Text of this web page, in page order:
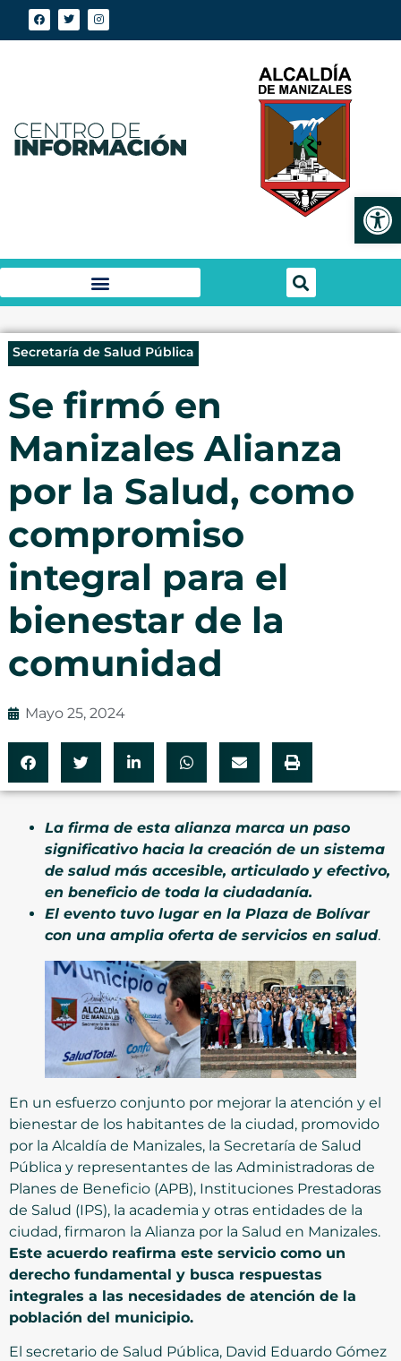
Secretaría de Salud Pública
Se firmó en
Manizales Alianza
por la Salud, como
compromiso
integral para el
bienestar de la
comunidad
Mayo 25, 2024
La firma de esta alianza marca un paso
significativo hacia la creación de un sistema
de salud más accesible, articulado y efectivo,
en beneficio de toda la ciudadanía.
El evento tuvo lugar en la Plaza de Bolívar
con una amplia oferta de servicios en salud.
En un esfuerzo conjunto por mejorar la atención y el
bienestar de los habitantes de la ciudad, promovido
por la Alcaldía de Manizales, la Secretaría de Salud
Pública y representantes de las Administradoras de
Planes de Beneficio (APB), Instituciones Prestadoras
de Salud (IPS), la academia y otras entidades de la
ciudad, firmaron la Alianza por la Salud en Manizales.
Este acuerdo reafirma este servicio como un
derecho fundamental y busca respuestas
integrales a las necesidades de atención de la
población del municipio.
El secretario de Salud Pública, David Eduardo Gómez